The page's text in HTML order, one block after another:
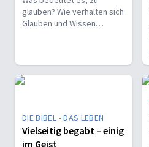
glauben? Wie verhalten sich
Glauben und Wissen
DIE BIBEL - DAS LEBEN
Vielseitig begabt – einig
im Geist